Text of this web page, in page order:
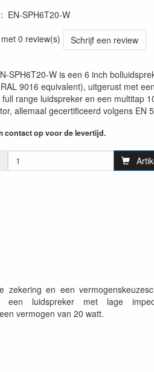
: EN-SPH6T20-W
0 review(s)
Schrijf een review
SPH6T20-W is een 6 inch
9016 equivalent), uitgerust met
range luidspreker en een multitap
allemaal gecertificeerd volgens EN
contact op voor de levertijd.
en een
luidspreker met lage
vermogen van 20 watt.